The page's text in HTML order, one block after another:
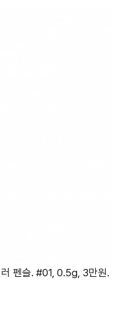
펜슬. #01, 0.5g, 3만원.